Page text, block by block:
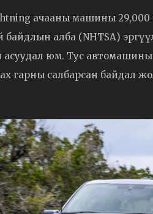
ачааны машины 29,000
алба (NHTSA)
асуудал юм. Тус
гарны салбарсан байдал